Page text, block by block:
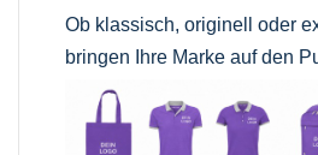
Ob klassisch, originell oder
bringen Ihre Marke auf den